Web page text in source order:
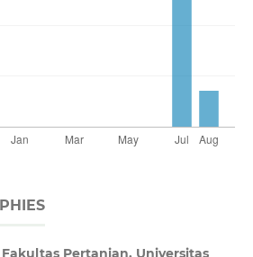
Fakultas Pertanian, Universitas